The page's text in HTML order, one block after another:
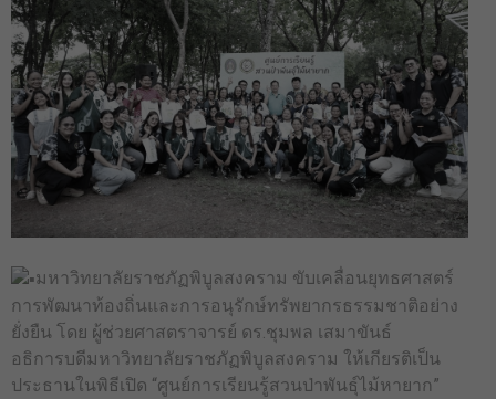
มหาวิทยาลัยราชภัฏพิบูลสงคราม ขับเคลื่อนยุทธศาสตร์
การพัฒนาท้องถิ่นและการอนุรักษ์ทรัพยากรธรรมชาติอย่าง
ยั่งยืน โดย ผู้ช่วยศาสตราจารย์ ดร.ชุมพล เสมาขันธ์
อธิการบดีมหาวิทยาลัยราชภัฏพิบูลสงคราม ให้เกียรติเป็น
ประธานในพิธีเปิด “ศูนย์การเรียนรู้สวนป่าพันธุ์ไม้หายาก”